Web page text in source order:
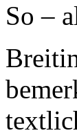
So –